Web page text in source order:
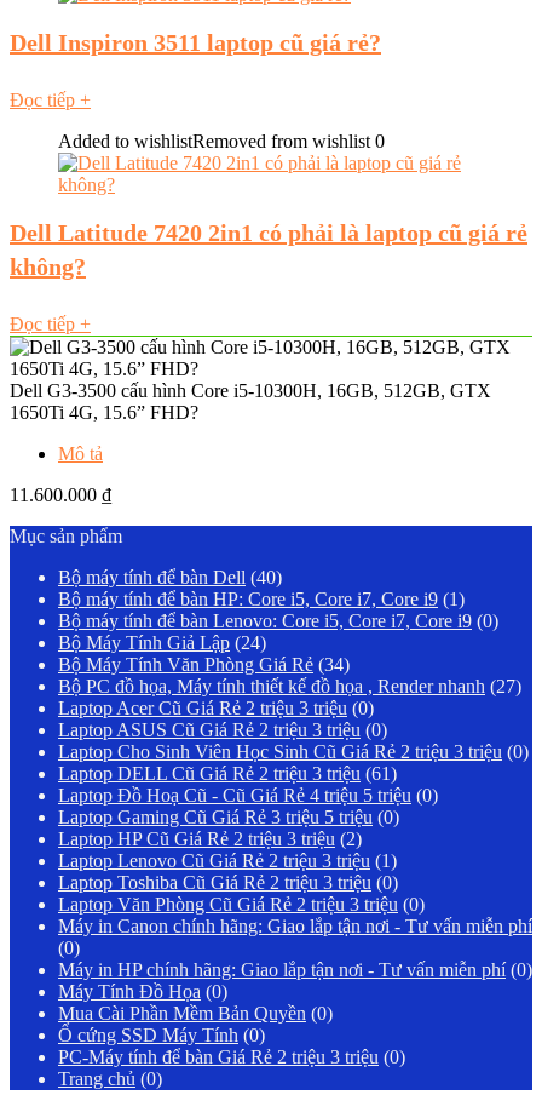
Dell Inspiron 3511 laptop cũ giá rẻ?
Đọc tiếp +
Added to wishlistRemoved from wishlist 0
Dell Latitude 7420 2in1 có phải là laptop cũ giá rẻ
không?
Đọc tiếp +
Dell G3-3500 cấu hình Core i5-10300H, 16GB, 512GB, GTX
1650Ti 4G, 15.6” FHD?
Mô tả
11.600.000 ₫
Mục sản phẩm
Bộ máy tính để bàn Dell (40)
Bộ máy tính để bàn HP: Core i5, Core i7, Core i9 (1)
Bộ máy tính để bàn Lenovo: Core i5, Core i7, Core i9 (0)
Bộ Máy Tính Giả Lập (24)
Bộ Máy Tính Văn Phòng Giá Rẻ (34)
Bộ PC đồ họa, Máy tính thiết kế đồ họa , Render nhanh (27)
Laptop Acer Cũ Giá Rẻ 2 triệu 3 triệu (0)
Laptop ASUS Cũ Giá Rẻ 2 triệu 3 triệu (0)
Laptop Cho Sinh Viên Học Sinh Cũ Giá Rẻ 2 triệu 3 triệu (0)
Laptop DELL Cũ Giá Rẻ 2 triệu 3 triệu (61)
Laptop Đồ Hoạ Cũ - Cũ Giá Rẻ 4 triệu 5 triệu (0)
Laptop Gaming Cũ Giá Rẻ 3 triệu 5 triệu (0)
Laptop HP Cũ Giá Rẻ 2 triệu 3 triệu (2)
Laptop Lenovo Cũ Giá Rẻ 2 triệu 3 triệu (1)
Laptop Toshiba Cũ Giá Rẻ 2 triệu 3 triệu (0)
Laptop Văn Phòng Cũ Giá Rẻ 2 triệu 3 triệu (0)
Máy in Canon chính hãng: Giao lắp tận nơi - Tư vấn miễn phí
(0)
Máy in HP chính hãng: Giao lắp tận nơi - Tư vấn miễn phí (0)
Máy Tính Đồ Họa (0)
Mua Cài Phần Mềm Bản Quyền (0)
Ổ cứng SSD Máy Tính (0)
PC-Máy tính để bàn Giá Rẻ 2 triệu 3 triệu (0)
Trang chủ (0)